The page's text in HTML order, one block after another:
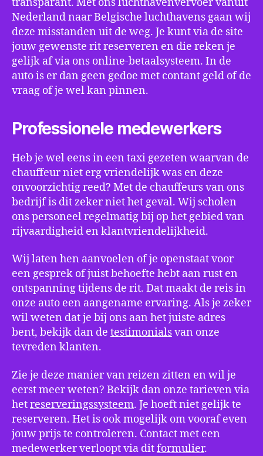
Nederland naar Belgische luchthavens gaan wij
deze misstanden uit de weg. Je kunt via de site
jouw gewenste rit reserveren en die reken je
gelijk af via ons online-betaalsysteem. In de
auto is er dan geen gedoe met contant geld of de
vraag of je wel kan pinnen.
Professionele medewerkers
Heb je wel eens in een taxi gezeten waarvan de
chauffeur niet erg vriendelijk was en deze
onvoorzichtig reed? Met de chauffeurs van ons
bedrijf is dit zeker niet het geval. Wij scholen
ons personeel regelmatig bij op het gebied van
rijvaardigheid en klantvriendelijkheid.
Wij laten hen aanvoelen of je openstaat voor
een gesprek of juist behoefte hebt aan rust en
ontspanning tijdens de rit. Dat maakt de reis in
onze auto een aangename ervaring. Als je zeker
wil weten dat je bij ons aan het juiste adres
bent, bekijk dan de testimonialsvan onze
tevreden klanten.
Zie je deze manier van reizen zitten en wil je
eerst meer weten? Bekijk dan onze tarieven via
hetreserveringssysteem. Je hoeft niet gelijk te
reserveren. Het is ook mogelijk om vooraf even
jouw prijs te controleren. Contact met een
medewerker verloopt via ditformulier.